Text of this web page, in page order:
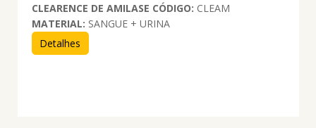
CLEARENCE DE AMILASE CÓDIGO: CLEAM
MATERIAL: SANGUE + URINA
Detalhes